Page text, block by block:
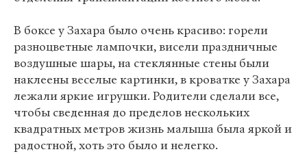
В боксе у Захара было очень красиво: горели
разноцветные лампочки, висели праздничные
воздушные шары, на стеклянные стены были
наклеены веселые картинки, в кроватке у Захара
лежали яркие игрушки. Родители сделали все,
чтобы сведенная до пределов нескольких
квадратных метров жизнь малыша была яркой и
радостной, хоть это было и нелегко.